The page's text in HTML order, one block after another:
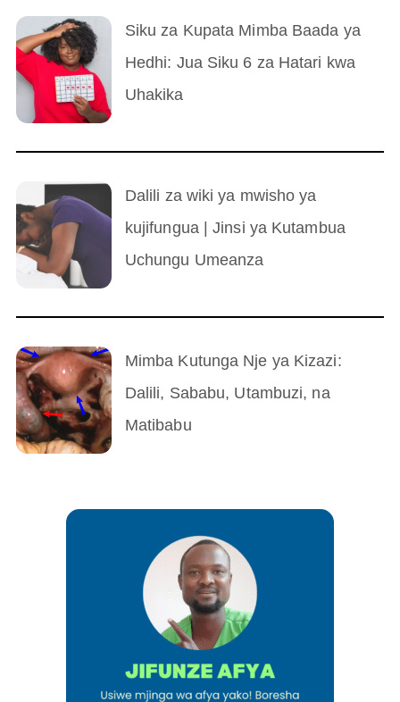
Siku za Kupata Mimba Baada ya
Hedhi: Jua Siku 6 za Hatari kwa
Uhakika
Dalili za wiki ya mwisho ya
kujifungua | Jinsi ya Kutambua
Uchungu Umeanza
Mimba Kutunga Nje ya Kizazi:
Dalili, Sababu, Utambuzi, na
Matibabu